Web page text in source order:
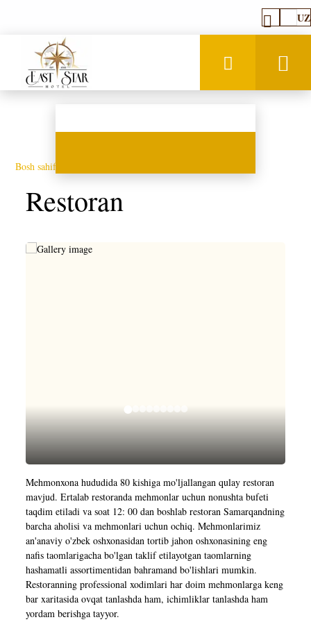
UZ
Bosh sahifa
Restoran
Mehmonxona hududida 80 kishiga mo'ljallangan qulay restoran
mavjud. Ertalab restoranda mehmonlar uchun nonushta bufeti
taqdim etiladi va soat 12: 00 dan boshlab restoran Samarqandning
barcha aholisi va mehmonlari uchun ochiq. Mehmonlarimiz
an'anaviy o'zbek oshxonasidan tortib jahon oshxonasining eng
nafis taomlarigacha bo'lgan taklif etilayotgan taomlarning
hashamatli assortimentidan bahramand bo'lishlari mumkin.
Restoranning professional xodimlari har doim mehmonlarga keng
bar xaritasida ovqat tanlashda ham, ichimliklar tanlashda ham
yordam berishga tayyor.